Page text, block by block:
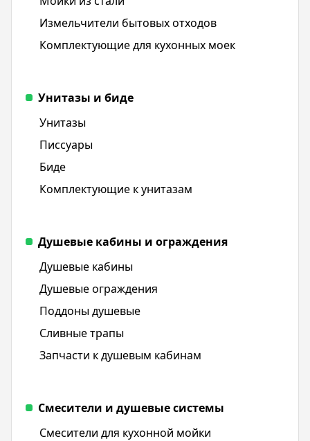
Измельчители бытовых отходов
Комплектующие для кухонных моек
Унитазы и биде
Унитазы
Писсуары
Биде
Комплектующие к унитазам
Душевые кабины и ограждения
Душевые кабины
Душевые ограждения
Поддоны душевые
Сливные трапы
Запчасти к душевым кабинам
Смесители и душевые системы
Смесители для кухонной мойки